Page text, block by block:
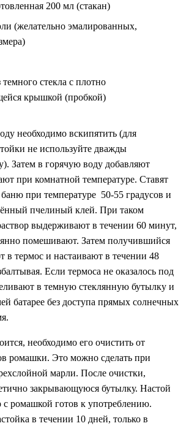
200 мл (стакан)
(желательно эмалированных,
темного стекла с плотно
крышкой (пробкой)
необходимо вскипятить (для
не используйте дважды
Затем в горячую воду добавляют
при комнатной температуре. Ставят
при температуре 50-55 градусов и
пчелиный клей. При таком
выдерживают в течении 60 минут,
помешивают. Затем получившийся
в термос и настаивают в течении 48
Если термоса не оказалось под
в темную стеклянную бутылку и
батарее без доступа прямых солнечных
необходимо его очистить от
ромашки. Это можно сделать при
марли. После очистки,
закрывающуюся бутылку. Настой
с ромашкой готов к употреблению.
в течении 10 дней, только в